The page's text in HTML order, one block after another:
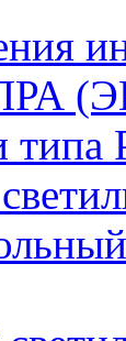
типа